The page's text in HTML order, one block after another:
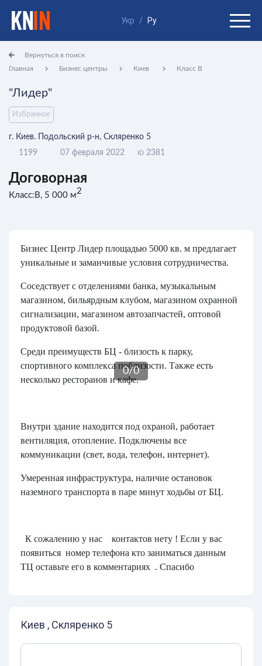
Укр / Ру
Главная Бизнес центры Киев Класс B
Вернуться в поиск
"Лидер"
Избранное
г. Киев. Подольский р-н, Скляренко 5
1199
07 февраля 2022 ID 2381
Договорная
Класс:B, 5 000 м2
0/0
Бизнес Центр Лидер площадью 5000 кв. м предлагает
уникальные и заманчивые условия сотрудничества.
Соседствует с отделениями банка, музыкальным
магазином, бильярдным клубом, магазином охранной
сигнализации, магазином автозапчастей, оптовой
продуктовой базой.
Среди преимуществ БЦ - близость к парку,
спортивного комплекса поблизости. Также есть
несколько ресторанов и кафе.
Внутри здание находится под охраной, работает
вентиляция, отопление. Подключены все
коммуникации (свет, вода, телефон, интернет).
Умеренная инфраструктура, наличие остановок
наземного транспорта в паре минут ходьбы от БЦ.
К сожалению у нас контактов нету ! Если у вас
появиться номер телефона кто заниматься данным
ТЦ оставьте его в комментариях . Спасибо
Киев , Скляренко 5